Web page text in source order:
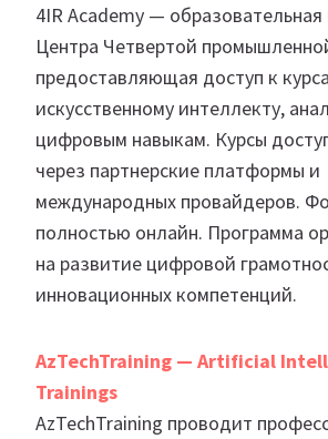
4IR Academy —
Центра Четвертой
предоставляющая доступ к
искусственному интеллекту,
цифровым навыкам. Курсы
через партнерские платформы и
международных провайдеров.
полностью онлайн. Программа
на развитие цифровой
инновационных компетенций.
AzTechTraining — Artificial
Trainings
AzTechTraining проводит